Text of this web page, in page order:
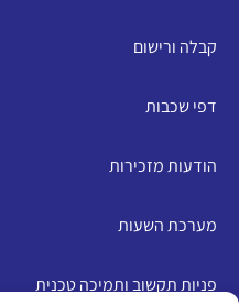
קבלה ורישום
דפי שכבות
הודעות מזכירות
מערכת השעות
פניות תקשוב ותמיכה טכנית